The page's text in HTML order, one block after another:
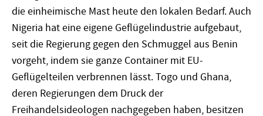
die einheimische Mast heute den lokalen Bedarf. Auch
Nigeria hat eine eigene Geflügelindustrie aufgebaut,
seit die Regierung gegen den Schmuggel aus Benin
vorgeht, indem sie ganze Container mit EU-
Geflügelteilen verbrennen lässt. Togo und Ghana,
deren Regierungen dem Druck der
Freihandelsideologen nachgegeben haben, besitzen